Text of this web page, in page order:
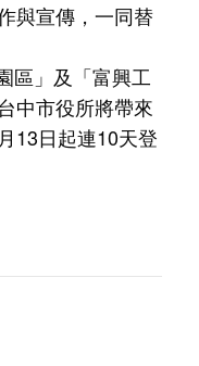
與宣傳，一同替
區」及「富興工
中市役所將帶來
13日起連10天登